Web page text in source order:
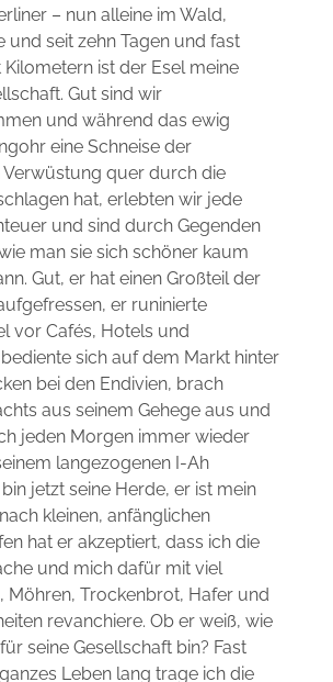
– nun alleine im Wald,
und seit zehn Tagen und fast
ist der Esel meine
Gut sind wir
und während das ewig
eine Schneise der
Verwüstung quer durch die
hat, erlebten wir jede
und sind durch Gegenden
man sie sich schöner kaum
Gut, er hat einen Großteil der
er runinierte
vor Cafés, Hotels und
sich auf dem Markt hinter
bei den Endivien, brach
aus seinem Gehege aus und
jeden Morgen immer wieder
langezogenen I-Ah
jetzt seine Herde, er ist mein
kleinen, anfänglichen
hat er akzeptiert, dass ich die
und mich dafür mit viel
Möhren, Trockenbrot, Hafer und
revanchiere. Ob er weiß, wie
seine Gesellschaft bin? Fast
Leben lang trage ich die